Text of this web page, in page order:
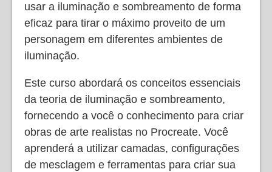
usar a iluminação e sombreamento de forma
eficaz para tirar o máximo proveito de um
personagem em diferentes ambientes de
iluminação.
Este curso abordará os conceitos essenciais
da teoria de iluminação e sombreamento,
fornecendo a você o conhecimento para criar
obras de arte realistas no Procreate. Você
aprenderá a utilizar camadas, configurações
de mesclagem e ferramentas para criar sua